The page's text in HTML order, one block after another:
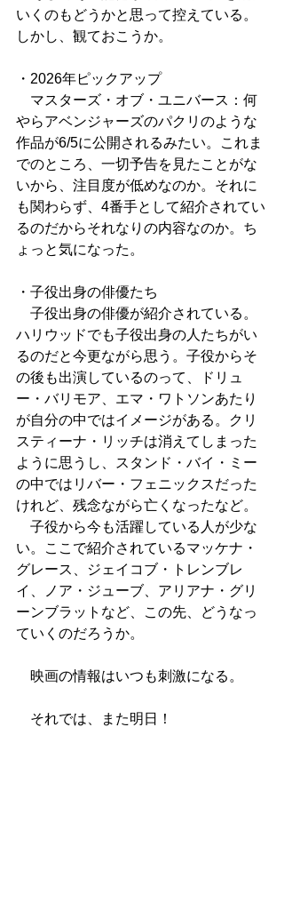
いくのもどうかと思って控えている。
しかし、観ておこうか。
・2026年ピックアップ
マスターズ・オブ・ユニバース：何
やらアベンジャーズのパクリのような
作品が6/5に公開されるみたい。これま
でのところ、一切予告を見たことがな
いから、注目度が低めなのか。それに
も関わらず、4番手として紹介されてい
るのだからそれなりの内容なのか。ち
ょっと気になった。
・子役出身の俳優たち
子役出身の俳優が紹介されている。
ハリウッドでも子役出身の人たちがい
るのだと今更ながら思う。子役からそ
の後も出演しているのって、ドリュ
ー・バリモア、エマ・ワトソンあたり
が自分の中ではイメージがある。クリ
スティーナ・リッチは消えてしまった
ように思うし、スタンド・バイ・ミー
の中ではリバー・フェニックスだった
けれど、残念ながら亡くなったなど。
子役から今も活躍している人が少な
い。ここで紹介されているマッケナ・
グレース、ジェイコブ・トレンブレ
イ、ノア・ジューブ、アリアナ・グリ
ーンブラットなど、この先、どうなっ
ていくのだろうか。
映画の情報はいつも刺激になる。
それでは、また明日！